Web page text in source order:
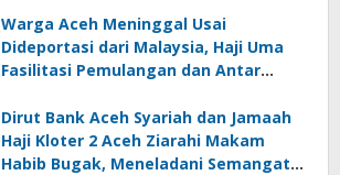
Warga Aceh Meninggal Usai
Dideportasi dari Malaysia, Haji Uma
Fasilitasi Pemulangan dan Antar
Dirut Bank Aceh Syariah dan Jamaah
Haji Kloter 2 Aceh Ziarahi Makam
Habib Bugak, Meneladani Semangat